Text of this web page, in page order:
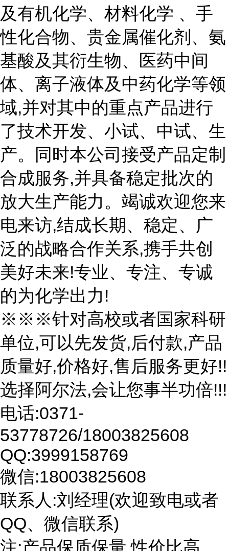
及有机化学、材料化学 、手
性化合物、贵金属催化剂、氨
基酸及其衍生物、医药中间
体、离子液体及中药化学等领
域,并对其中的重点产品进行
了技术开发、小试、中试、生
产。同时本公司接受产品定制
合成服务,并具备稳定批次的
放大生产能力。竭诚欢迎您来
电来访,结成长期、稳定、广
泛的战略合作关系,携手共创
美好未来!专业、专注、专诚
的为化学出力!
※※※针对高校或者国家科研
单位,可以先发货,后付款,产品
质量好,价格好,售后服务更好!!
选择阿尔法,会让您事半功倍!!!
电话:0371-
53778726/18003825608
QQ:3999158769
微信:18003825608
联系人:刘经理(欢迎致电或者
QQ、微信联系)
注:产品保质保量,性价比高。